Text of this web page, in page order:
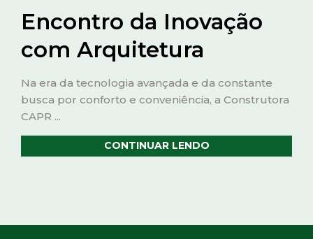
Encontro da Inovação
com Arquitetura
Na era da tecnologia avançada e da constante
busca por conforto e conveniência, a Construtora
CAPR ...
CONTINUAR LENDO